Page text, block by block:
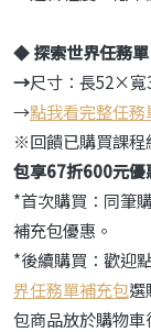
◆探索世界任務單
→尺寸：長52×寬
→點我看完整任務
※回饋已購買課程
包享67折600元優
*首次購買：同筆
補充包優惠。
*後續購買：歡迎
界任務單補充包選
包商品放於購物車